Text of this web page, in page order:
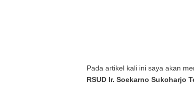
Pada artikel kali ini saya akan
RSUD Ir. Soekarno Sukoharjo